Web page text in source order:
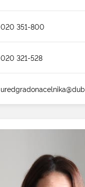
020 351-800
020 321-528